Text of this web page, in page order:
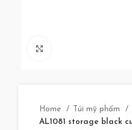
Home Túi mỹ phẩm
AL1081 storage black